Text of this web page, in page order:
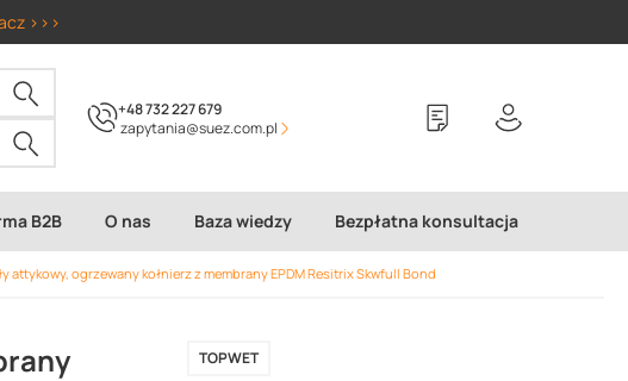
>>>
+48 732 227 679
zapytania@suez.com.pl
B2B O nas Baza wiedzy Bezpłatna konsultacja
attykowy, ogrzewany kołnierz z membrany EPDM Resitrix Skwfull Bond
TOPWET